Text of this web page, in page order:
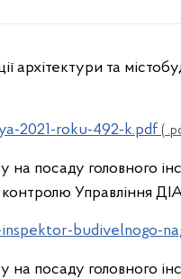
архітектури та
2021-roku-492-k.pdf (
посаду головного
Управління
budivelnogo-
посаду головного